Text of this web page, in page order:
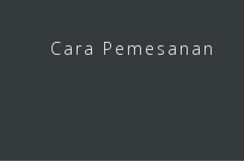
Cara Pemesanan